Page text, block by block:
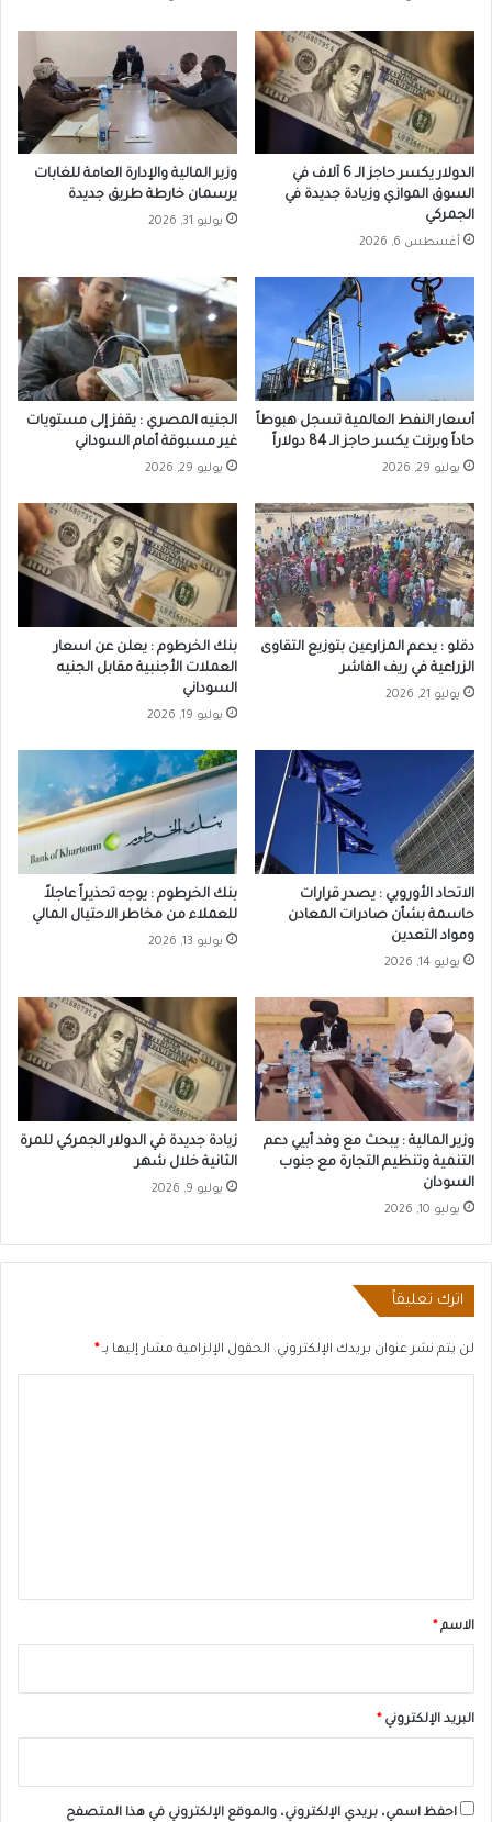
الدولار يكسر حاجز الـ 6 آلاف في
السوق الموازي وزيادة جديدة في
الجمركي
أغسطس 6, 2026
وزير المالية والإدارة العامة للغابات
يرسمان خارطة طريق جديدة
يوليو 31, 2026
أسعار النفط العالمية تسجل هبوطاً
حاداً وبرنت يكسر حاجز الـ 84 دولاراً
يوليو 29, 2026
الجنيه المصري : يقفز إلى مستويات
غير مسبوقة أمام السوداني
يوليو 29, 2026
دقلو : يدعم المزارعين بتوزيع التقاوى
الزراعية في ريف الفاشر
يوليو 21, 2026
بنك الخرطوم : يعلن عن اسعار
العملات الأجنبية مقابل الجنيه
السوداني
يوليو 19, 2026
الاتحاد الأوروبي : يصدر قرارات
حاسمة بشأن صادرات المعادن
ومواد التعدين
يوليو 14, 2026
بنك الخرطوم : يوجه تحذيراً عاجلاً
للعملاء من مخاطر الاحتيال المالي
يوليو 13, 2026
وزير المالية : يبحث مع وفد أبيي دعم
التنمية وتنظيم التجارة مع جنوب
السودان
يوليو 10, 2026
زيادة جديدة في الدولار الجمركي للمرة
الثانية خلال شهر
يوليو 9, 2026
اترك تعليقاً
لن يتم نشر عنوان بريدك الإلكتروني. الحقول الإلزامية مشار إليها بـ*
*الاسم*
البريد الإلكتروني*
احفظ اسمي، بريدي الإلكتروني، والموقع الإلكتروني في هذا المتصفح